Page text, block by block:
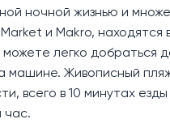
ночной жизнью и
и Makro, находятся
легко добраться
машине. Живописный
всего в 10 минутах
час.